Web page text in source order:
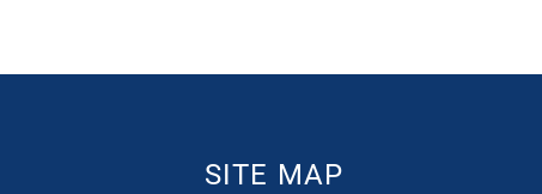
SITE MAP